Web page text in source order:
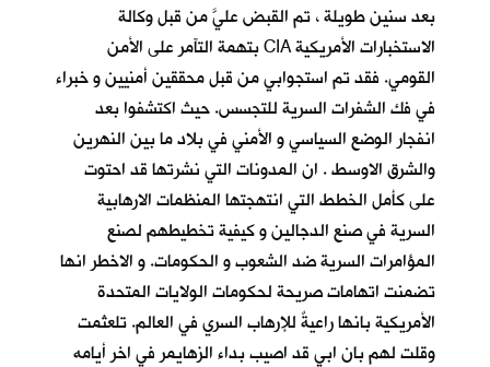
بعد سنين طويلة ، تم القبض عليَّ من قبل وكالة
الاستخبارات الأمريكية CIA بتهمة التآمر على الأمن
القومي. فقد تم استجوابي من قبل محققين أمنيين و خبراء
في فك الشفرات السرية للتجسس. حيث اكتشفوا بعد
انفجار الوضع السياسي و الأمني في بلاد ما بين النهرين
والشرق الاوسط . ان المدونات التي نشرتها قد احتوت
على كأمل الخطط التي انتهجتها المنظمات الارهابية
السرية في صنع الدجالين و كيفية تخطيطهم لصنع
المؤامرات السرية ضد الشعوب و الحكومات. و الاخطر انها
تضمنت اتهامات صريحة لحكومات الولايات المتحدة
الأمريكية بانها راعيةٌ للإرهاب السري في العالم. تلعثمت
وقلت لهم بان ابي قد اصيب بداء الزهايمر في اخر أيامه